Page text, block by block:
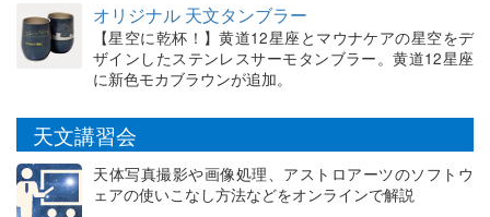
オリジナル 天文タンブラー
【星空に乾杯！】黄道12星座とマウナケアの星空をデ
ザインしたステンレスサーモタンブラー。黄道12星座
に新色モカブラウンが追加。
天文講習会
天体写真撮影や画像処理、アストロアーツのソフトウ
ェアの使いこなし方法などをオンラインで解説